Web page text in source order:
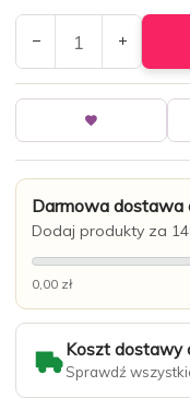
Darmowa dostawa
Dodaj produkty za
0,00 zł
Koszt dostawy
Sprawdź